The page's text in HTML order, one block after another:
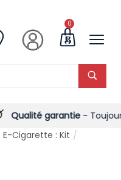
0
garantie- Toujours !
E-Cigarette : Kit /